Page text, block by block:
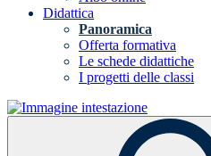
Didattica
Panoramica
Offerta formativa
Le schede didattiche
I progetti delle classi